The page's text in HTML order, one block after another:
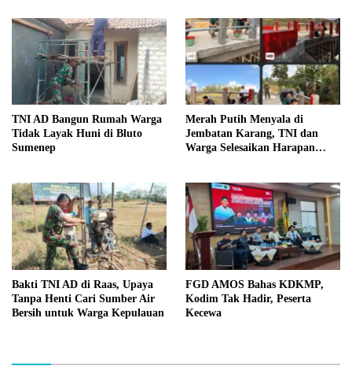
TNI AD Bangun Rumah Warga
Tidak Layak Huni di Bluto
Sumenep
Merah Putih Menyala di
Jembatan Karang, TNI dan
Warga Selesaikan Harapan
Bakti TNI AD di Raas, Upaya
Tanpa Henti Cari Sumber Air
Bersih untuk Warga Kepulauan
FGD AMOS Bahas KDKMP,
Kodim Tak Hadir, Peserta
Kecewa